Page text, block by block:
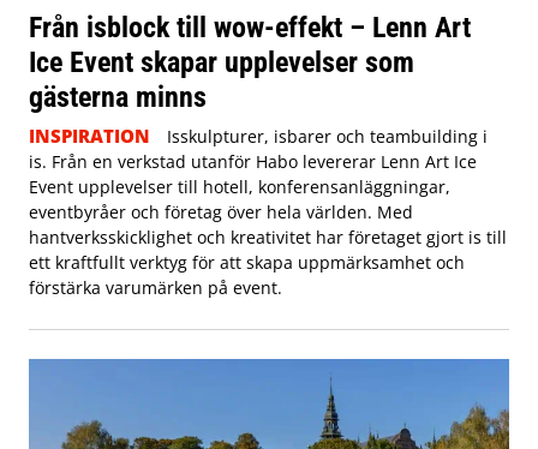
Från isblock till wow-effekt – Lenn Art
Ice Event skapar upplevelser som
gästerna minns
INSPIRATION
Isskulpturer, isbarer och teambuilding i
is. Från en verkstad utanför Habo levererar Lenn Art Ice
Event upplevelser till hotell, konferensanläggningar,
eventbyråer och företag över hela världen. Med
hantverksskicklighet och kreativitet har företaget gjort is till
ett kraftfullt verktyg för att skapa uppmärksamhet och
förstärka varumärken på event.